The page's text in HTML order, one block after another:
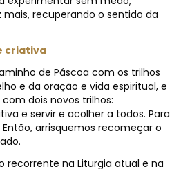
recuperando o sentido da
criativa
de Páscoa com os trilhos
e da oração e vida espiritual, e
com dois novos trilhos:
e servir e acolher a todos. Para
Então, arrisquemos recomeçar o
recorrente na Liturgia atual e na